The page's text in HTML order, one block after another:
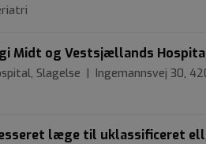
Midt og Vestsjællands
Slagelse | Ingemannsvej 30,
læge til uklassificeret